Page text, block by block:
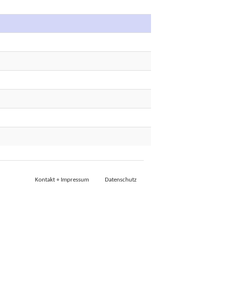
Kontakt + Impressum
Datenschutz